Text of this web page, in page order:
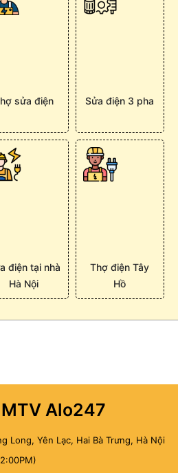
sửa điện Sửa điện 3 pha
điện tại nhà
Hà Nội
Thợ điện Tây
Hồ
Alo247
Long, Yên Lạc, Hai Bà Trưng, Hà Nội